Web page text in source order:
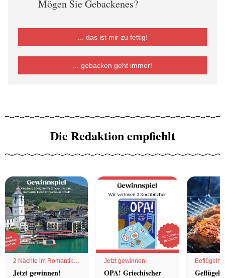
Mögen Sie Gebackenes?
... das ist mir zu fettig!
... gebacken geht immer!
Die Redaktion empfiehlt
2 Nächte im Romantik
Hotel
Jetzt gewinnen!
Jetzt gewinnen!
OPA! Griechischer Geflügel